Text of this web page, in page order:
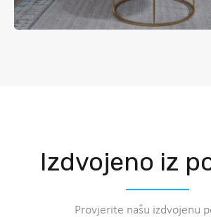
Izdvojeno iz
Provjerite našu izdvojenu